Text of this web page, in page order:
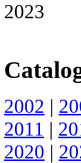
2023
2002 |
2011 |
2020 |